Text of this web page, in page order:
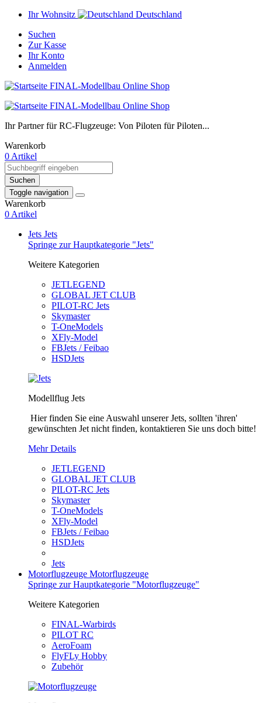
Ihr Wohnsitz
Deutschland
Suchen
Zur Kasse
Ihr Konto
Anmelden
Ihr Partner für RC-Flugzeuge: Von Piloten für Piloten...
Warenkorb
0 Artikel
Suchen
Toggle navigation
Warenkorb
0 Artikel
Jets Jets
Springe zur Hauptkategorie "Jets"
Weitere Kategorien
JETLEGEND
GLOBAL JET CLUB
PILOT-RC Jets
Skymaster
T-OneModels
XFly-Model
FBJets / Feibao
HSDJets
Modellflug Jets
Hier finden Sie eine Auswahl unserer Jets, sollten 'ihren'
gewünschten Jet nicht finden, kontaktieren Sie uns doch bitte!
Mehr Details
JETLEGEND
GLOBAL JET CLUB
PILOT-RC Jets
Skymaster
T-OneModels
XFly-Model
FBJets / Feibao
HSDJets
Jets
Motorflugzeuge Motorflugzeuge
Springe zur Hauptkategorie "Motorflugzeuge"
Weitere Kategorien
FINAL-Warbirds
PILOT RC
AeroFoam
FlyFLy Hobby
Zubehör